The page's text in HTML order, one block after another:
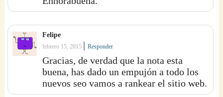
Felipe
febrero 15, 2015 |Responder
Gracias, de verdad que la nota esta
buena, has dado un empujón a todo los
nuevos seo vamos a rankear el sitio web.